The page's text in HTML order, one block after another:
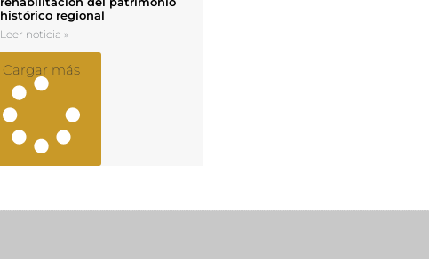
histórico regional
Leer noticia »
Cargar más